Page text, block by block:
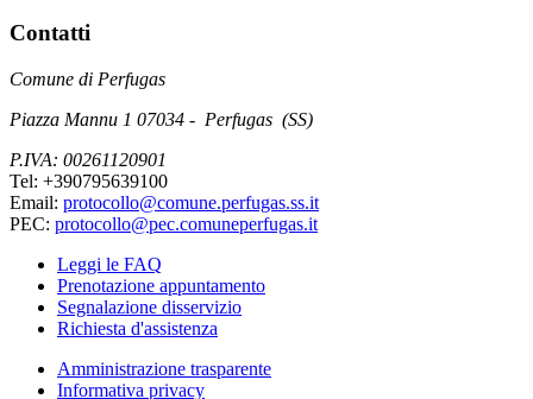
Contatti
Comune di Perfugas
Piazza Mannu 1 07034 - Perfugas (SS)
P.IVA: 00261120901
Tel: +390795639100
Email: protocollo@comune.perfugas.ss.it
PEC: protocollo@pec.comuneperfugas.it
Leggi le FAQ
Prenotazione appuntamento
Segnalazione disservizio
Richiesta d'assistenza
Amministrazione trasparente
Informativa privacy